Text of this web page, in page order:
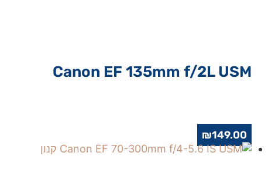
Canon EF 135mm f/2L USM
₪149.00